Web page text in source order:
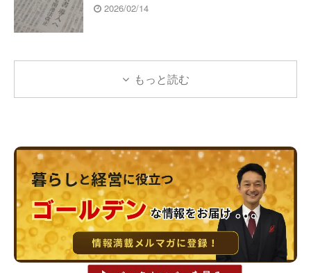
2026/02/14
もっと読む